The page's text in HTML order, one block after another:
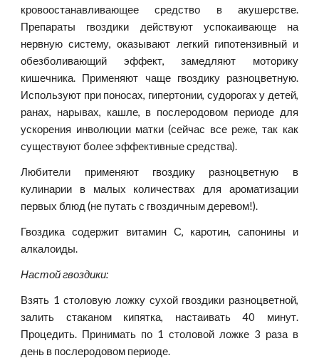
кровоостанавливающее средство в акушерстве.
Препараты гвоздики действуют успокаивающе на
нервную систему, оказывают легкий гипотензивный и
обезболивающий эффект, замедляют моторику
кишечника. Применяют чаще гвоздику разноцветную.
Используют при поносах, гипертонии, судорогах у детей,
ранах, нарывах, кашле, в послеродовом периоде для
ускорения инволюции матки (сейчас все реже, так как
существуют более эффективные средства).
Любители применяют гвоздику разноцветную в
кулинарии в малых количествах для ароматизации
первых блюд (не путать с гвоздичным деревом!).
Гвоздика содержит витамин С, каротин, сапонины и
алкалоиды.
Настой гвоздики:
Взять 1 столовую ложку сухой гвоздики разноцветной,
залить стаканом кипятка, настаивать 40 минут.
Процедить. Принимать по 1 столовой ложке 3 раза в
день в послеродовом периоде.